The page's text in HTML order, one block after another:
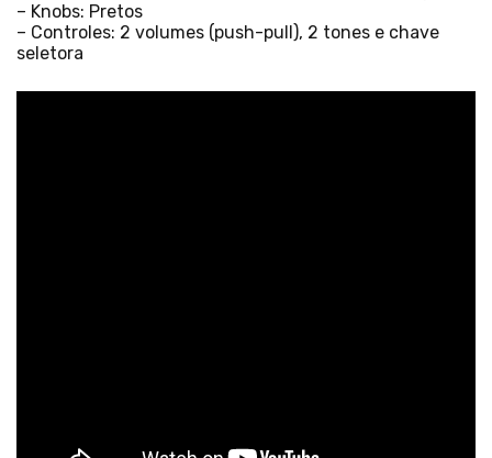
– Knobs: Pretos
– Controles: 2 volumes (push-pull), 2 tones e chave
seletora